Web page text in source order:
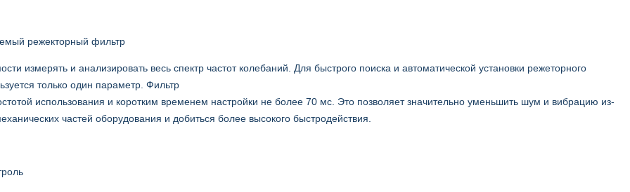
режекторный фильтр
измерять и анализировать весь спектр частот колебаний. Для быстрого поиска и автоматической установки режеторного
только один параметр. Фильтр
использования и коротким временем настройки не более 70 мс. Это позволяет значительно уменьшить шум и вибрацию из-
частей оборудования и добиться более высокого быстродействия.